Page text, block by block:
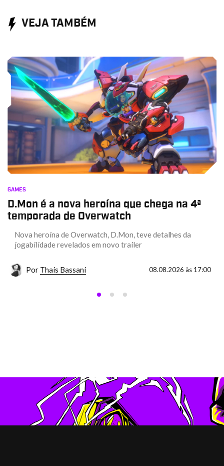
VEJA TAMBÉM
GAMES
D.Mon é a nova heroína que chega na 4ª
temporada de Overwatch
Nova heroína de Overwatch, D.Mon, teve detalhes da
jogabilidade revelados em novo trailer
Por Thais Bassani 08.08.2026 às 17:00